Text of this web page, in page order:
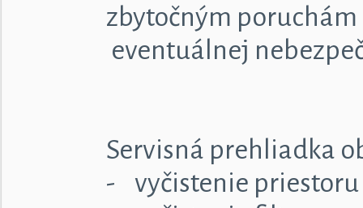
zbytočným
eventuálnej
Servisná prehliadka
- vyčistenie priestoru